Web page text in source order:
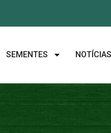
SEMENTES NOTÍCIAS